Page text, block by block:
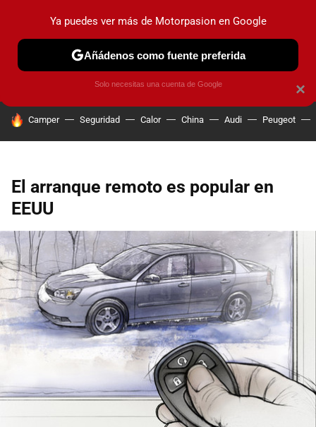
PRUEBAS COCHES ELÉCTRICOS OBSERVATORIO
HOY SE HABLA DE
Camper Seguridad Calor China Audi Peugeot
El arranque remoto es popular en
EEUU
×
Ya puedes ver más de Motorpasion en Google
Añádenos como fuente preferida
Solo necesitas una cuenta de Google